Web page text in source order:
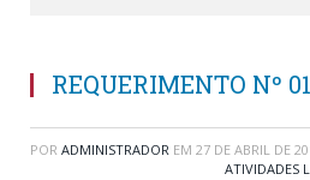
REQUERIMENTO Nº
POR ADMINISTRADOR EM 27 DE ABRIL DE
ATIVIDADES